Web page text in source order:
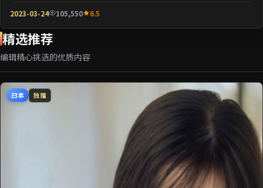
2023-03-24 105,550 6.5
精选推荐
编辑精心挑选的优质内容
日本 独播